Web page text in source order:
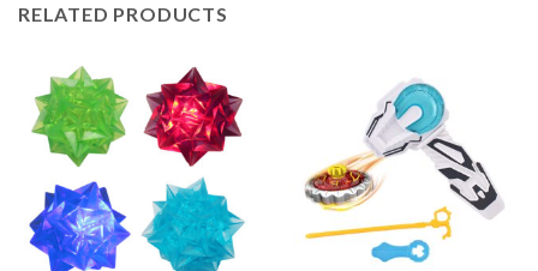
RELATED PRODUCTS